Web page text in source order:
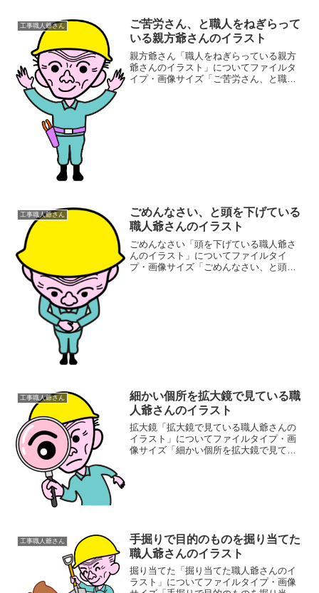
工事職人爺さん
ご苦労さん、と職人をねぎらって
いる親方爺さんのイラスト
親方爺さん「職人をねぎらっている親方
爺さんのイラスト」についてファイルタ
イプ・画像サイズ「ご苦労さん、と職人
工事職人爺さん
ごめんなさい、と頭を下げている
職人爺さんのイラスト
ごめんなさい「頭を下げている職人爺さ
んのイラスト」についてファイルタイ
プ・画像サイズ「ごめんなさい、と頭を
工事職人爺さん
細かい個所を拡大鏡で見ている職
人爺さんのイラスト
拡大鏡「拡大鏡で見ている職人爺さんの
イラスト」についてファイルタイプ・画
像サイズ「細かい個所を拡大鏡で見てい
工事職人爺さん
手掘りで目的のものを掘り当てた
職人爺さんのイラスト
掘り当てた「掘り当てた職人爺さんのイ
ラスト」についてファイルタイプ・画像